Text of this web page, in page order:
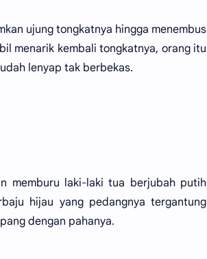
ujung tongkatnya hingga menembus
menarik kembali tongkatnya, orang itu
lenyap tak berbekas.
memburu laki-laki tua berjubah putih
hijau yang pedangnya tergantung
dengan pahanya.